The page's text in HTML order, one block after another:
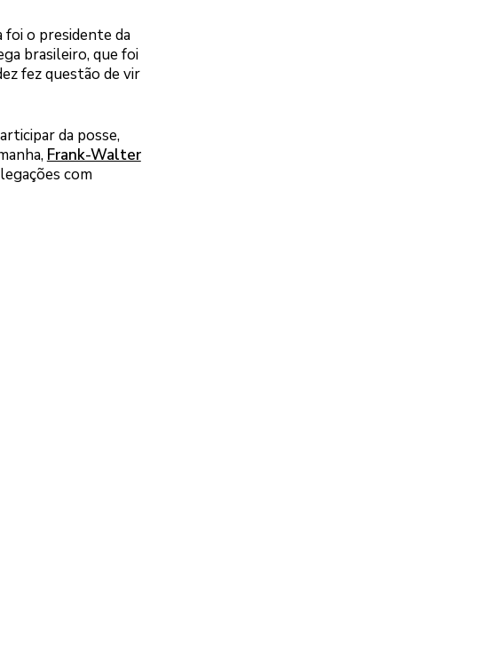
foi o presidente da
brasileiro, que foi
fez questão de vir
da posse,
Frank-Walter
com